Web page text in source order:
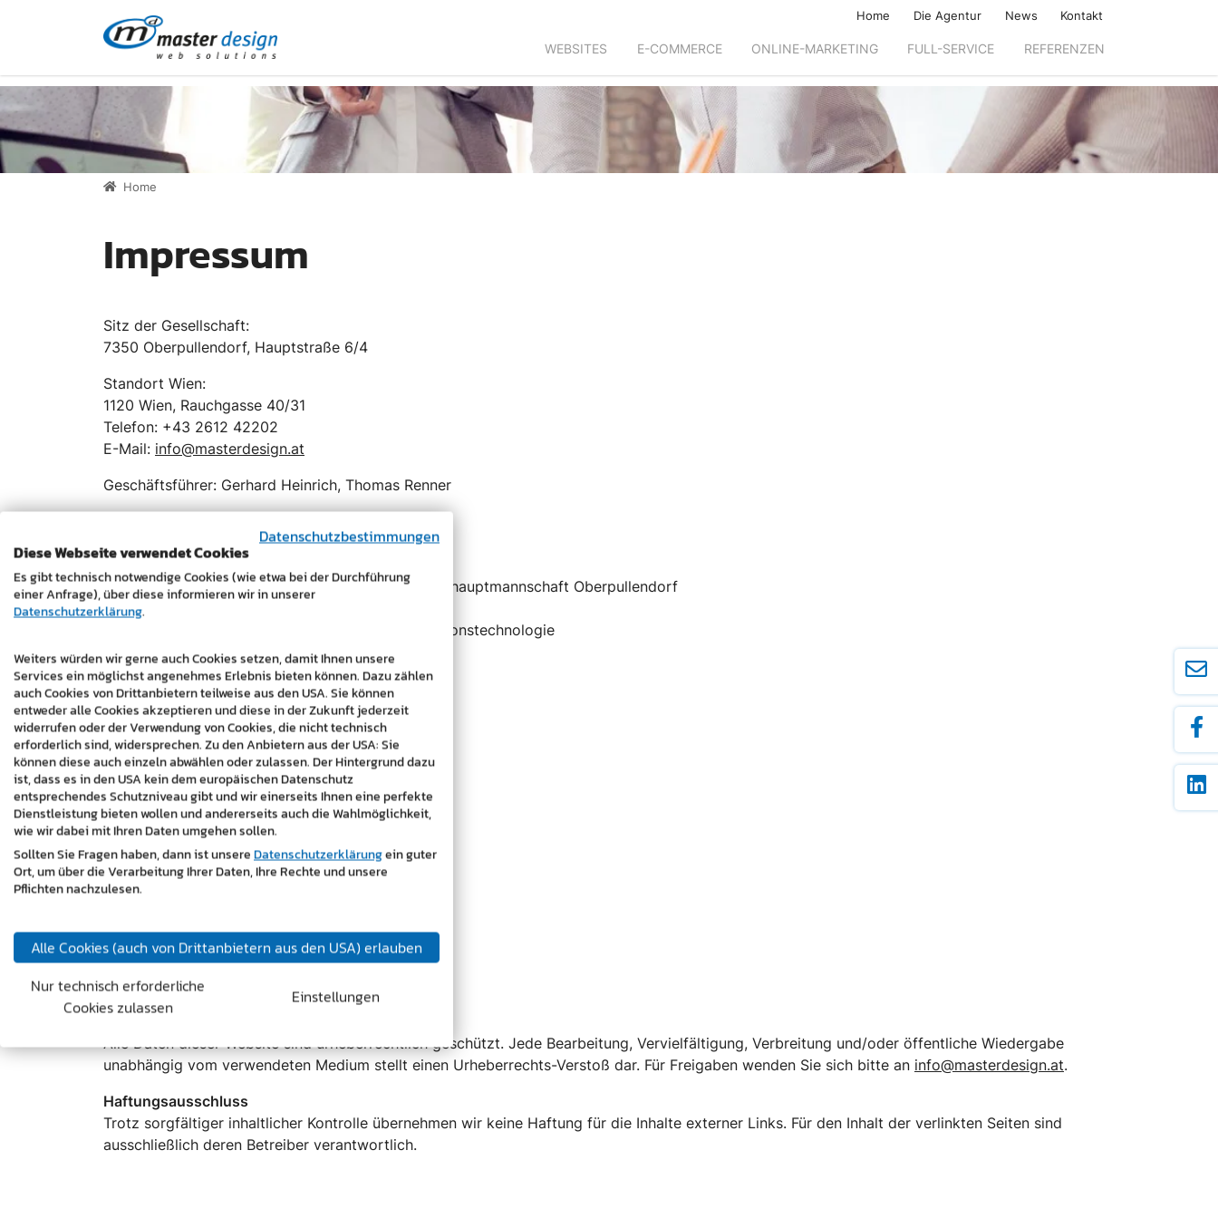
Home Die Agentur News Kontakt
WEBSITES E-COMMERCE ONLINE-MARKETING FULL-SERVICE REFERENZEN
Home
Impressum
Sitz der Gesellschaft:
7350 Oberpullendorf, Hauptstraße 6/4
Standort Wien:
1120 Wien, Rauchgasse 40/31
Telefon: +43 2612 42202
E-Mail: info@masterdesign.at
Geschäftsführer: Gerhard Heinrich, Thomas Renner
Firmenbuchgericht: Eisenstadt
Behörde gem. ECG (E-Commerce Gesetz): Bezirkshauptmannschaft Oberpullendorf
Mitglied bei Wirtschaftskammer: Burgenland
Fachgruppe: Unternehmensberatung und Informationstechnologie
Mitglied bei Wirtschaftskammer: Wien
Fachgruppe: Werbung und Marktkommunikation
Fotos
Andreas Hafenscher Photography - hafenscher.at
©Ivanko Brnjakovic -stock.adobe.com
©leungchopan -stock.adobe.com
©REDPIXEL -stock.adobe.com
©djile -stock.adobe.com
©Chikako Kamitori -stock.adobe.com
©foxyburrow -stock.adobe.com
©That Stock Company -
©Rawpixel Ltd. -stock.adobe.com
©lassedesignen -stock.adobe.com
Icons:www.iconfinder.com
Alle Daten dieser Website sind urheberrechtlich geschützt. Jede Bearbeitung, Vervielfältigung, Verbreitung und/oder öffentliche Wiedergabe
unabhängig vom verwendeten Medium stellt einen Urheberrechts-Verstoß dar. Für Freigaben wenden Sie sich bitte an info@masterdesign.at.
Haftungsausschluss
Trotz sorgfältiger inhaltlicher Kontrolle übernehmen wir keine Haftung für die Inhalte externer Links. Für den Inhalt der verlinkten Seiten sind
ausschließlich deren Betreiber verantwortlich.
Datenschutzbestimmungen
Diese Webseite verwendet Cookies
Es gibt technisch notwendige Cookies (wie etwa bei der Durchführung
einer Anfrage), über diese informieren wir in unserer
Datenschutzerklärung.
Weiters würden wir gerne auch Cookies setzen, damit Ihnen unsere
Services ein möglichst angenehmes Erlebnis bieten können. Dazu zählen
auch Cookies von Drittanbietern teilweise aus den USA. Sie können
entweder alle Cookies akzeptieren und diese in der Zukunft jederzeit
widerrufen oder der Verwendung von Cookies, die nicht technisch
erforderlich sind, widersprechen. Zu den Anbietern aus der USA: Sie
können diese auch einzeln abwählen oder zulassen. Der Hintergrund dazu
ist, dass es in den USA kein dem europäischen Datenschutz
entsprechendes Schutzniveau gibt und wir einerseits Ihnen eine perfekte
Dienstleistung bieten wollen und andererseits auch die Wahlmöglichkeit,
wie wir dabei mit Ihren Daten umgehen sollen.
Sollten Sie Fragen haben, dann ist unsereDatenschutzerklärungein guter
Ort, um über die Verarbeitung Ihrer Daten, Ihre Rechte und unsere
Pflichten nachzulesen.
Alle Cookies (auch von Drittanbietern aus den USA) erlauben
Nur technisch erforderliche
Cookies zulassen
Einstellungen